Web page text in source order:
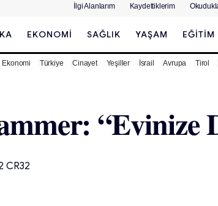
İlgi Alanlarım Kaydettiklerim
EKONOMI SAĞLIK YAŞAM EĞITIM
Ekonomi Türkiye Cinayet Yeşiller İsrail Avrupa Tirol
“Evinize